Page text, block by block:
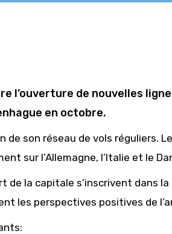
l’ouverture de nouvelles
en octobre.
de son réseau de vols réguliers.
sur l’Allemagne, l’Italie et le
de la capitale s’inscrivent dans
les perspectives positives de